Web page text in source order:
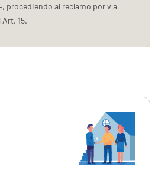
procediendo al reclamo por vía
15.